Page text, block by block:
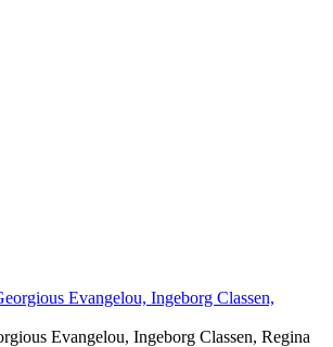
Evangelou, Ingeborg Classen, Regina